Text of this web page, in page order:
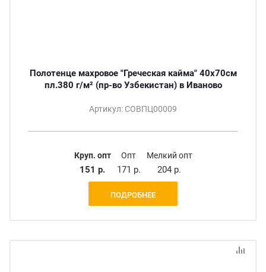
Полотенце махровое "Греческая кайма" 40х70см
пл.380 г/м² (пр-во Узбекистан) в Иваново
Артикул: СОВПЦ00009
Круп. опт
151 р.
Опт
171 р.
Мелкий опт
204 р.
ПОДРОБНЕЕ